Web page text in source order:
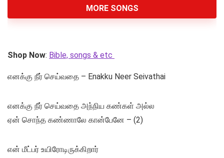
MORE SONGS
Shop Now: Bible, songs & etc
எனக்கு நீர் செய்வதை – Enakku Neer Seivathai
எனக்கு நீர் செய்வதை அந்நிய கண்கள் அல்ல
ஏன் சொந்த கண்ணாலே கான்பேனே – (2)
என் மீட்பர் உயிரோடிருக்கிறார்